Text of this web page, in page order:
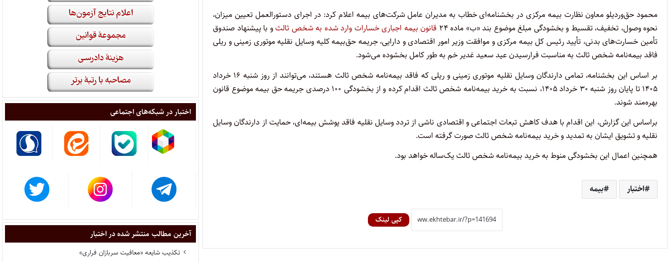
محمود حق‌وردیلو معاون نظارت بیمه مرکزی در بخشنامه‌ای خطاب به مدیران عامل شرکت‌های بیمه اعلام کرد: در اجرای دستورالعمل تعیین میزان،
نحوه وصول، تخفیف، تقسیط و بخشودگی مبلغ موضوع بند «ب» ماده ۲۴
قانون بیمه اجباری خسارات وارد شده به شخص ثالثو با پیشنهاد صندوق
تأمین خسارت‌های بدنی، تأیید رئیس کل بیمه مرکزی و موافقت وزیر امور اقتصادی و دارایی، جریمه حق‌بیمه کلیه وسایل نقلیه موتوری زمینی و ریلی
فاقد بیمه‌نامه شخص ثالث به مناسبت فرارسیدن عید سعید غدیر خم به طور کامل بخشوده می‌شود.
بر اساس این بخشنامه، تمامی دارندگان وسایل نقلیه موتوری زمینی و ریلی که فاقد بیمه‌نامه شخص ثالث هستند، می‌توانند از روز شنبه ۱۶ خرداد
۱۴۰۵ تا پایان روز شنبه ۳۰ خرداد ۱۴۰۵، نسبت به خرید بیمه‌نامه شخص ثالث اقدام کرده و از بخشودگی ۱۰۰ درصدی جریمه حق بیمه موضوع قانون
بهره‌مند شوند.
براساس این گزارش، این اقدام با هدف کاهش تبعات اجتماعی و اقتصادی ناشی از تردد وسایل نقلیه فاقد پوشش بیمه‌ای، حمایت از دارندگان وسایل
نقلیه و تشویق ایشان به تمدید و خرید بیمه‌نامه شخص ثالث صورت گرفته است.
همچنین اعمال این بخشودگی منوط به خرید بیمه‌نامه شخص ثالث یک‌ساله خواهد بود.
اختبار بیمه
کپی لینک
اختبار در شبکه‌های اجتماعی
آخرین مطالب منتشر شده در اختبار
تکذیب شایعه «معافیت سربازان فراری»